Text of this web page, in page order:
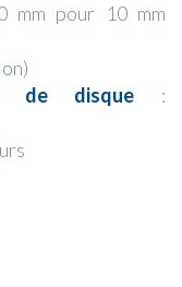
mm pour 10 mm
de disque :